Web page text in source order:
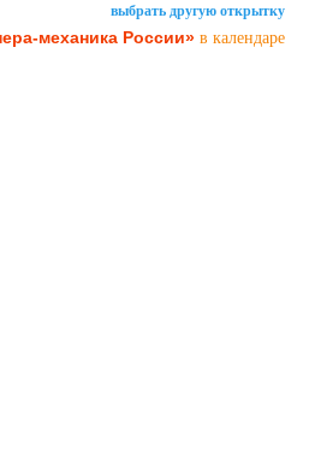
выбрать другую открытку
механика России» в календаре